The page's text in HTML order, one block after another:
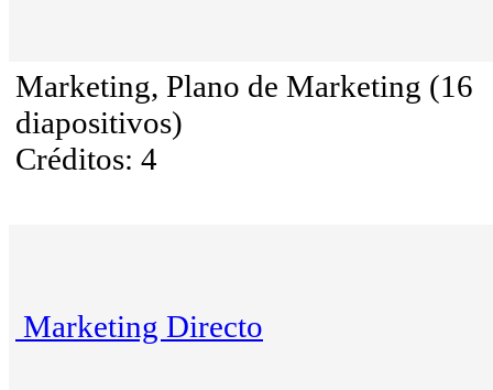
Marketing, Plano de Marketing (16
diapositivos)
Créditos: 4
Marketing Directo